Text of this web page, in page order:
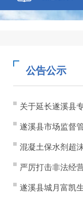
公告公示
关于延长遂溪县
遂溪县市场监督
混凝土保水剂超
严厉打击非法经
遂溪县城月富凯